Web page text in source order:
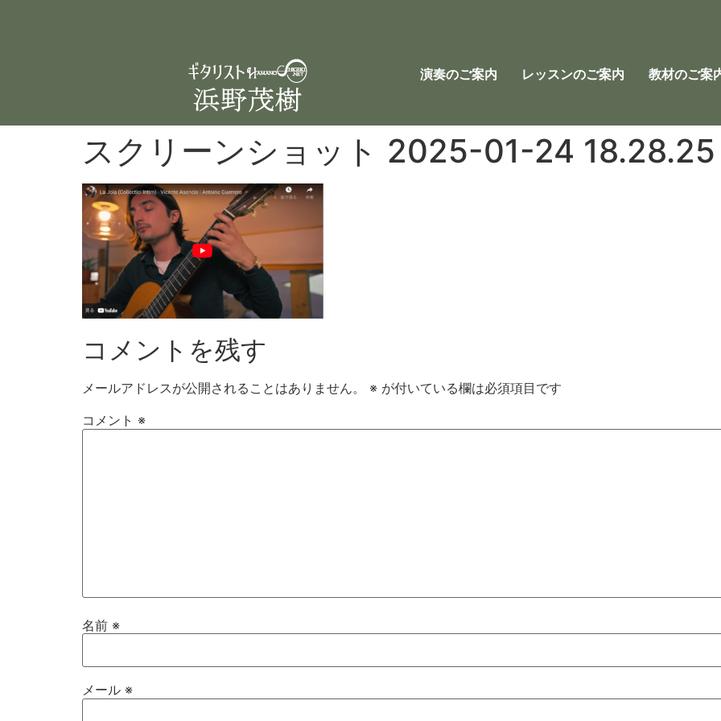
演奏のご案内 レッスンのご案内 教材のご案
スクリーンショット 2025-01-24 18.28.25
コメントを残す
メールアドレスが公開されることはありません。 ※ が付いている欄は必須項目です
コメント ※
名前 ※
メール ※